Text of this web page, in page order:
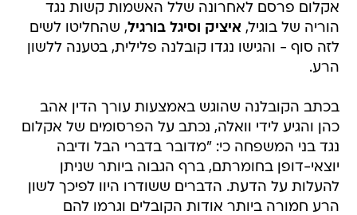
אקלום פרסם לאחרונה שלל האשמות קשות נגד
הוריה של בוגיל, איציק וסיגל בורגיל, שהחליטו לשים
לזה סוף - והגישו נגדו קובלנה פלילית, בטענה ללשון
הרע.
בכתב הקובלנה שהוגש באמצעות עורך הדין אהב
כהן והגיע לידי וואלה, נכתב על הפרסומים של אקלום
נגד בני המשפחה כי: "מדובר בדברי הבל ודיבה
יוצאי-דופן בחומרתם, ברף הגבוה ביותר שניתן
להעלות על הדעת. הדברים ששודרו היוו לפיכך לשון
הרע חמורה ביותר אודות הקובלים וגרמו להם